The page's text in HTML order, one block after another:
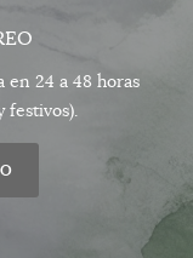
en 24 a 48 horas
festivos).